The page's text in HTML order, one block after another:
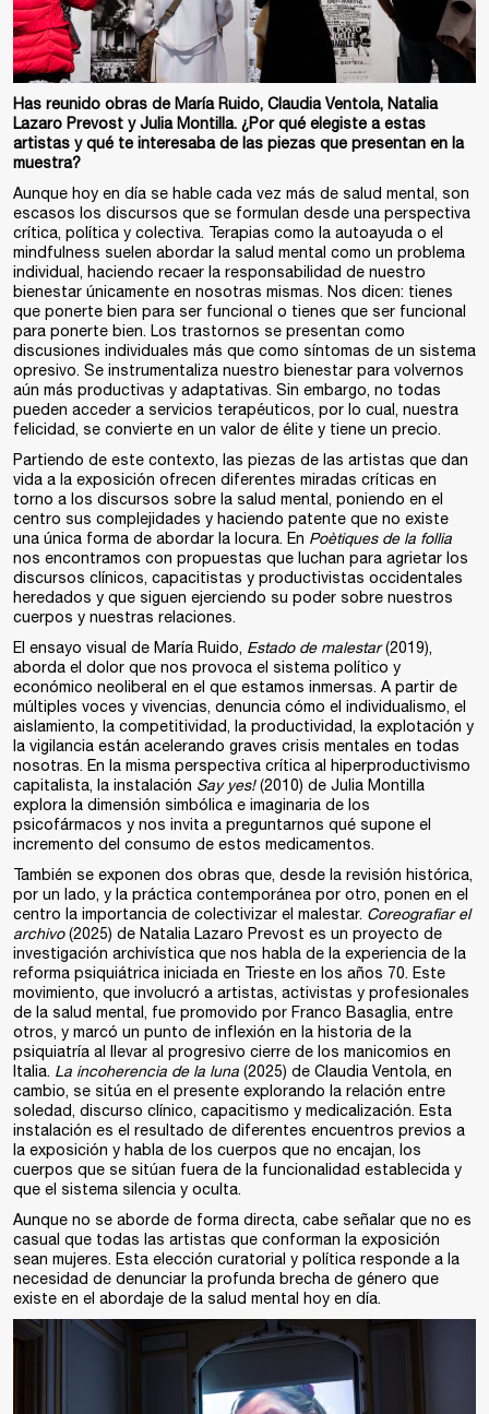
Has reunido obras de María Ruido, Claudia Ventola, Natalia
Lazaro Prevost y Julia Montilla. ¿Por qué elegiste a estas
artistas y qué te interesaba de las piezas que presentan en la
muestra?
Aunque hoy en día se hable cada vez más de salud mental, son
escasos los discursos que se formulan desde una perspectiva
crítica, política y colectiva. Terapias como la autoayuda o el
mindfulness suelen abordar la salud mental como un problema
individual, haciendo recaer la responsabilidad de nuestro
bienestar únicamente en nosotras mismas. Nos dicen: tienes
que ponerte bien para ser funcional o tienes que ser funcional
para ponerte bien. Los trastornos se presentan como
discusiones individuales más que como síntomas de un sistema
opresivo. Se instrumentaliza nuestro bienestar para volvernos
aún más productivas y adaptativas. Sin embargo, no todas
pueden acceder a servicios terapéuticos, por lo cual, nuestra
felicidad, se convierte en un valor de élite y tiene un precio.
Partiendo de este contexto, las piezas de las artistas que dan
vida a la exposición ofrecen diferentes miradas críticas en
torno a los discursos sobre la salud mental, poniendo en el
centro sus complejidades y haciendo patente que no existe
una única forma de abordar la locura. En Poètiques de la follia
nos encontramos con propuestas que luchan para agrietar los
discursos clínicos, capacitistas y productivistas occidentales
heredados y que siguen ejerciendo su poder sobre nuestros
cuerpos y nuestras relaciones.
El ensayo visual de María Ruido, Estado de malestar(2019),
aborda el dolor que nos provoca el sistema político y
económico neoliberal en el que estamos inmersas. A partir de
múltiples voces y vivencias, denuncia cómo el individualismo, el
aislamiento, la competitividad, la productividad, la explotación y
la vigilancia están acelerando graves crisis mentales en todas
nosotras. En la misma perspectiva crítica al hiperproductivismo
capitalista, la instalación Say yes!(2010) de Julia Montilla
explora la dimensión simbólica e imaginaria de los
psicofármacos y nos invita a preguntarnos qué supone el
incremento del consumo de estos medicamentos.
También se exponen dos obras que, desde la revisión histórica,
por un lado, y la práctica contemporánea por otro, ponen en el
centro la importancia de colectivizar el malestar. Coreografiar el
archivo(2025) de Natalia Lazaro Prevost es un proyecto de
investigación archivística que nos habla de la experiencia de la
reforma psiquiátrica iniciada en Trieste en los años 70. Este
movimiento, que involucró a artistas, activistas y profesionales
de la salud mental, fue promovido por Franco Basaglia, entre
otros, y marcó un punto de inflexión en la historia de la
psiquiatría al llevar al progresivo cierre de los manicomios en
Italia. La incoherencia de la luna (2025) de Claudia Ventola, en
cambio, se sitúa en el presente explorando la relación entre
soledad, discurso clínico, capacitismo y medicalización. Esta
instalación es el resultado de diferentes encuentros previos a
la exposición y habla de los cuerpos que no encajan, los
cuerpos que se sitúan fuera de la funcionalidad establecida y
que el sistema silencia y oculta.
Aunque no se aborde de forma directa, cabe señalar que no es
casual que todas las artistas que conforman la exposición
sean mujeres. Esta elección curatorial y política responde a la
necesidad de denunciar la profunda brecha de género que
existe en el abordaje de la salud mental hoy en día.